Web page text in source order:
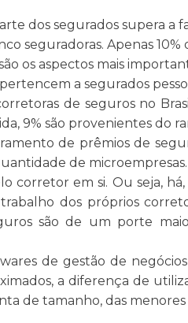
dos segurados supera a
seguradoras. Apenas
os aspectos mais
a segurados
de seguros no
9% são provenientes do
de prêmios de
de microempresas.
corretor em si. Ou seja,
dos próprios
são de um porte
de gestão de
a diferença de
de tamanho, das menores